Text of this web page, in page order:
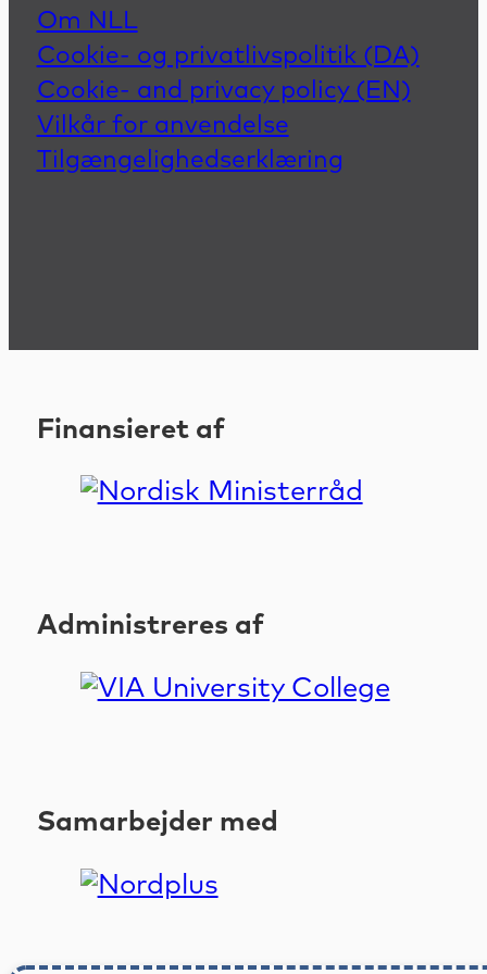
Om NLL
Cookie- og privatlivspolitik (DA)
Cookie- and privacy policy (EN)
Vilkår for anvendelse
Tilgængelighedserklæring
Finansieret af
Administreres af
Samarbejder med